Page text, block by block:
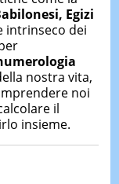
attraverso
Egizi
intrinseco dei
nostra vita,
noi
il
insieme.